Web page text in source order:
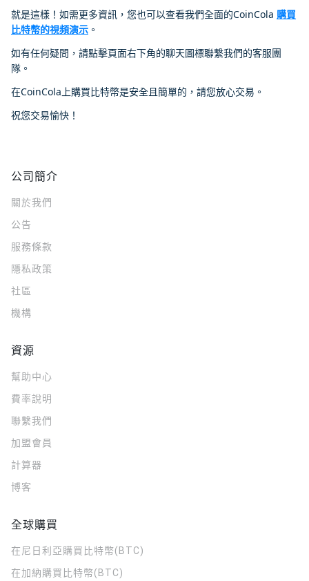
就是這樣！如需更多資訊，您也可以查看我們全面的CoinCola 購買
比特幣的視頻演示 。
如有任何疑問，請點擊頁面右下角的聊天圖標聯繫我們的客服團
隊。
在CoinCola上購買比特幣是安全且簡單的，請您放心交易。
祝您交易愉快！
公司簡介
關於我們
公告
服務條款
隱私政策
社區
機構
資源
幫助中心
費率說明
聯繫我們
加盟會員
計算器
博客
全球購買
在尼日利亞購買比特幣(BTC)
在加納購買比特幣(BTC)